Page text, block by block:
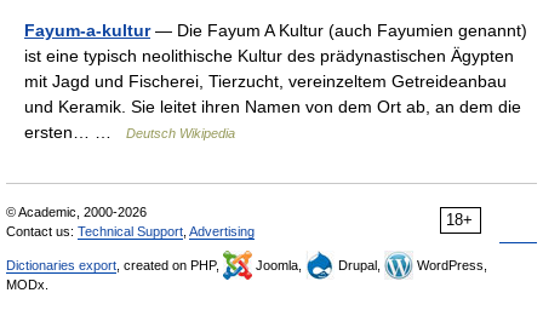
Fayum-a-kultur— Die Fayum A Kultur (auch Fayumien genannt)
ist eine typisch neolithische Kultur des prädynastischen Ägypten
mit Jagd und Fischerei, Tierzucht, vereinzeltem Getreideanbau
und Keramik. Sie leitet ihren Namen von dem Ort ab, an dem die
ersten… …
Deutsch Wikipedia
18+
© Academic, 2000-2026
Contact us: Technical Support Advertising
Dictionaries export , created on PHP, Joomla, Drupal,
WordPress,
MODx.